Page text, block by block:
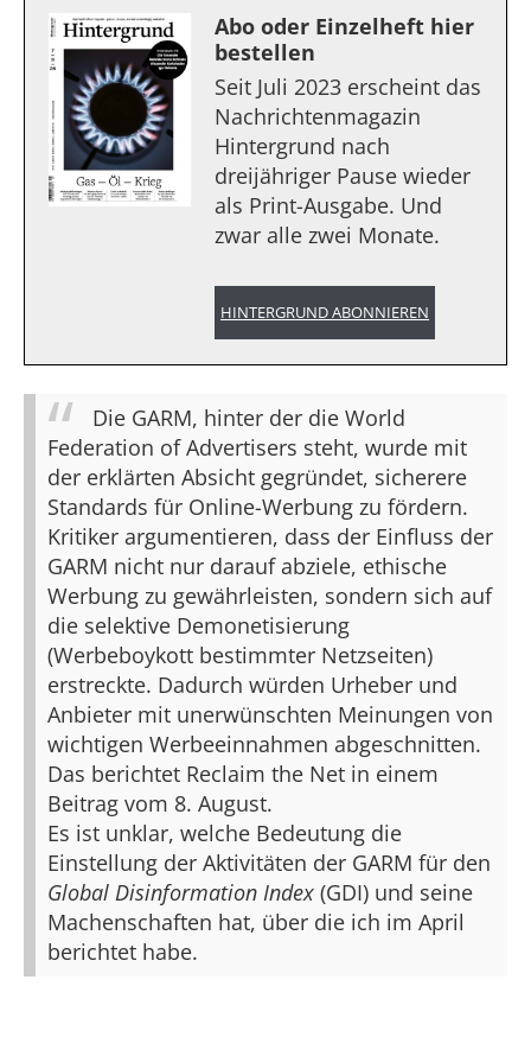
Abo oder Einzelheft hier
bestellen
Seit Juli 2023 erscheint das
Nachrichtenmagazin
Hintergrund nach
dreijähriger Pause wieder
als Print-Ausgabe. Und
zwar alle zwei Monate.
HINTERGRUND ABONNIEREN
Die GARM, hinter der die World
Federation of Advertisers steht, wurde mit
der erklärten Absicht gegründet, sicherere
Standards für Online-Werbung zu fördern.
Kritiker argumentieren, dass der Einfluss der
GARM nicht nur darauf abziele, ethische
Werbung zu gewährleisten, sondern sich auf
die selektive Demonetisierung
(Werbeboykott bestimmter Netzseiten)
erstreckte. Dadurch würden Urheber und
Anbieter mit unerwünschten Meinungen von
wichtigen Werbeeinnahmen abgeschnitten.
Das berichtet Reclaim the Net in einem
Beitrag vom 8. August.
Es ist unklar, welche Bedeutung die
Einstellung der Aktivitäten der GARM für den
Global Disinformation Index (GDI) und seine
Machenschaften hat, über die ich im April
berichtet habe.